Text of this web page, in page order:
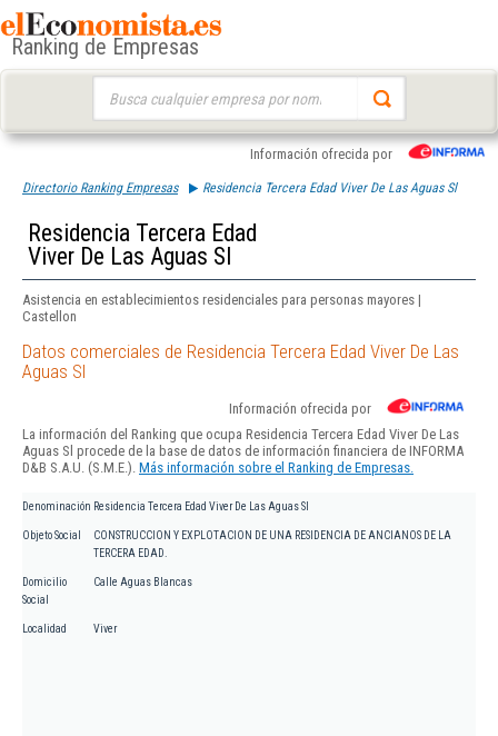
Ranking de Empresas
Información ofrecida por
Directorio Ranking Empresas Residencia Tercera Edad Viver De Las Aguas Sl
Residencia Tercera Edad
Viver De Las Aguas Sl
Asistencia en establecimientos residenciales para personas mayores |
Castellon
Datos comerciales de Residencia Tercera Edad Viver De Las
Aguas Sl
Información ofrecida por
La información del Ranking que ocupa Residencia Tercera Edad Viver De Las
Aguas Sl procede de la base de datos de información financiera de INFORMA
D&B S.A.U. (S.M.E.). Más información sobre el Ranking de Empresas.
Denominación Residencia Tercera Edad Viver De Las Aguas Sl
Objeto Social
CONSTRUCCION Y EXPLOTACION DE UNA RESIDENCIA DE ANCIANOS DE LA
TERCERA EDAD.
Domicilio
Social
Calle Aguas Blancas
Localidad Viver